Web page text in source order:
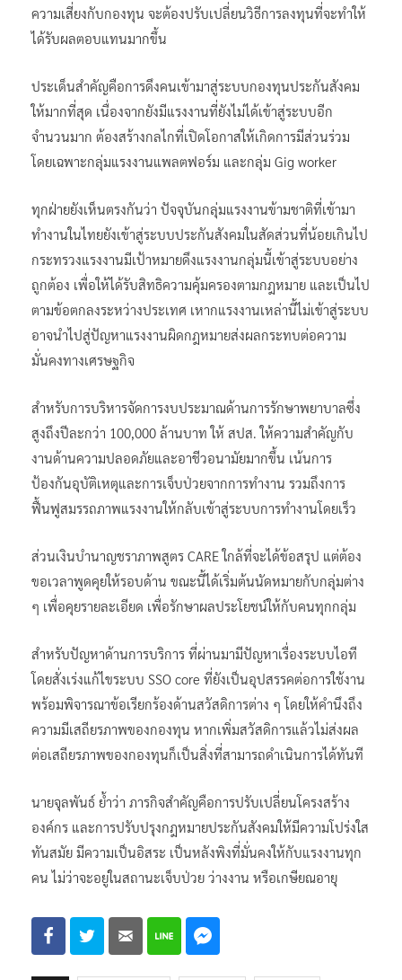
ความเสี่ยงกับกองทุน จะต้องปรับเปลี่ยนวิธีการลงทุนที่จะทำให้
ได้รับผลตอบแทนมากขึ้น
ประเด็นสำคัญคือการดึงคนเข้ามาสู่ระบบกองทุนประกันสังคม
ให้มากที่สุด เนื่องจากยังมีแรงงานที่ยังไม่ได้เข้าสู่ระบบอีก
จำนวนมาก ต้องสร้างกลไกที่เปิดโอกาสให้เกิดการมีส่วนร่วม
โดยเฉพาะกลุ่มแรงงานแพลตฟอร์ม และกลุ่ม Gig worker
ทุกฝ่ายยังเห็นตรงกันว่า ปัจจุบันกลุ่มแรงงานข้ามชาติที่เข้ามา
ทำงานในไทยยังเข้าสู่ระบบประกันสังคมในสัดส่วนที่น้อยเกินไป
กระทรวงแรงงานมีเป้าหมายดึงแรงงานกลุ่มนี้เข้าสู่ระบบอย่าง
ถูกต้อง เพื่อให้ได้รับสิทธิความคุ้มครองตามกฎหมาย และเป็นไป
ตามข้อตกลงระหว่างประเทศ เหากแรงงานเหล่านี้ไม่เข้าสู่ระบบ
อาจนำไปสู่ปัญหาแรงงานผิดกฎหมายส่งผลกระทบต่อความ
มั่นคงทางเศรษฐกิจ
สำหรับการบริหารจัดการงบประมาณด้านการรักษาพยาบาลซึ่ง
สูงถึงปีละกว่า 100,000 ล้านบาท ให้ สปส. ให้ความสำคัญกับ
งานด้านความปลอดภัยและอาชีวอนามัยมากขึ้น เน้นการ
ป้องกันอุบัติเหตุและการเจ็บป่วยจากการทำงาน รวมถึงการ
ฟื้นฟูสมรรถภาพแรงงานให้กลับเข้าสู่ระบบการทำงานโดยเร็ว
ส่วนเงินบำนาญชราภาพสูตร CARE ใกล้ที่จะได้ข้อสรุป แต่ต้อง
ขอเวลาพูดคุยให้รอบด้าน ขณะนี้ได้เริ่มต้นนัดหมายกับกลุ่มต่าง
ๆ เพื่อคุยรายละเอียด เพื่อรักษาผลประโยชน์ให้กับคนทุกกลุ่ม
สำหรับปัญหาด้านการบริการ ที่ผ่านมามีปัญหาเรื่องระบบไอที
โดยสั่งเร่งแก้ไขระบบ SSO core ที่ยังเป็นอุปสรรคต่อการใช้งาน
พร้อมพิจารณาข้อเรียกร้องด้านสวัสดิการต่าง ๆ โดยให้คำนึงถึง
ความมีเสถียรภาพของกองทุน หากเพิ่มสวัสดิการแล้วไม่ส่งผล
ต่อเสถียรภาพของกองทุนก็เป็นสิ่งที่สามารถดำเนินการได้ทันที
นายจุลพันธ์ ย้ำว่า ภารกิจสำคัญคือการปรับเปลี่ยนโครงสร้าง
องค์กร และการปรับปรุงกฎหมายประกันสังคมให้มีความโปร่งใส
ทันสมัย มีความเป็นอิสระ เป็นหลังพิงที่มั่นคงให้กับแรงงานทุก
คน ไม่ว่าจะอยู่ในสถานะเจ็บป่วย ว่างงาน หรือเกษียณอายุ